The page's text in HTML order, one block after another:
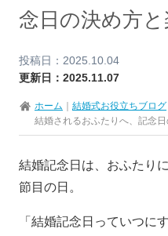
念日の決め方
投稿日：2025.10.04
更新日：2025.11.07
ホーム 結婚式お役立ちブログ
結婚されるおふたりへ、記念
結婚記念日は、おふたり
節目の日。
「結婚記念日っていつに